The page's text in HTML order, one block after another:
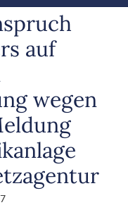
auf
wegen